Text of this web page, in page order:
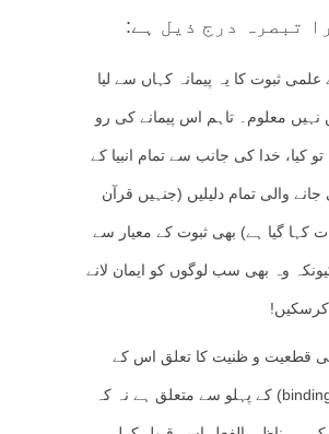
تبصرہ درج ذیل ہے:
ثبوت کا یہ پیمانہ کہاں سے لیا
نہیں معلوم۔ تاہم اس پیمانے کی رو
کیا، خدا کی جانب سے تمام انبیا کے
والی تمام دلیلیں (جنہیں قرآن
کہا گیا ہے) بھی ثبوت کے معیار سے
وہ بھی سب لوگوں کو ایمان لانے
کرسکیں!
قطعیت و ظنیت کا تعلق اس کے
الزام (bindingness) کے پہلو سے متعلق ہے نہ کہ